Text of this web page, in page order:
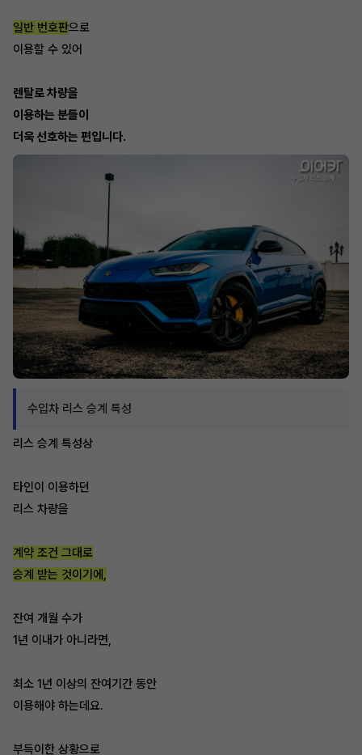
일반 번호판으로
이용할 수 있어
렌탈로 차량을
이용하는 분들이
더욱 선호하는 편입니다.
수입차 리스 승계 특성
리스 승계 특성상
타인이 이용하던
리스 차량을
계약 조건 그대로
승계 받는 것이기에,
잔여 개월 수가
1년 이내가 아니라면,
최소 1년 이상의 잔여기간 동안
이용해야 하는데요.
부득이한 상황으로